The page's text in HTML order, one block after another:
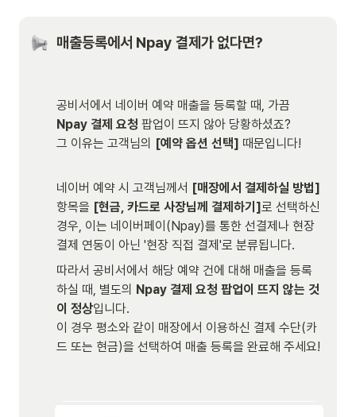
매출등록에서 Npay 결제가 없다면?
Npay 결제 요청 팝업이 뜨지 않아 당황하셨죠?
그 이유는 고객님의 [예약 옵션 선택] 때문입니다!
네이버 예약 시 고객님께서 [매장에서 결제하실 방법]
항목을 [현금, 카드로 사장님께 결제하기]로 선택하신
경우, 이는 네이버페이(Npay)를 통한 선결제나 현장
결제 연동이 아닌 '현장 직접 결제'로 분류됩니다.
따라서 공비서에서 해당 예약 건에 대해 매출을 등록
하실 때, 별도의 Npay 결제 요청 팝업이 뜨지 않는 것
이 정상입니다.
이 경우 평소와 같이 매장에서 이용하신 결제 수단(카
드 또는 현금)을 선택하여 매출 등록을 완료해 주세요!